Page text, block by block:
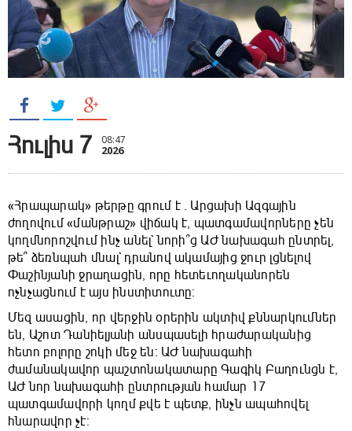
Հուլիս 7 08:47
2026
«Հրապարակ» թերթը գրում է ․ Արցախի Ազգային
ժողովում «մանթրաշ» վիճակ է, պատգամավորները չեն
կողմնորոշվում ինչ անել` նորի՞ց ԱԺ նախագահ ընտրել,
թե՞ ձեռնպահ մնալ` դրանով ակամայից ջուր լցնելով
Փաշինյանի ջրաղացին, որը հետեւողականորեն
ոչնչացնում է այս ինստիտուտը։
Մեզ ասացին, որ վերջին օրերին ակտիվ քննարկումներ
են, Աշոտ Դանիելյանի անսպասելի հրաժարականից
հետո բոլորը շոկի մեջ են։ ԱԺ նախագահի
ժամանակավոր պաշտոնակատարը Գագիկ Բաղունցն է,
ԱԺ նոր նախագահի ընտրության համար 17
պատգամավորի կողմ քվե է պետք, ինչն ապահովել
հնարավոր չէ։